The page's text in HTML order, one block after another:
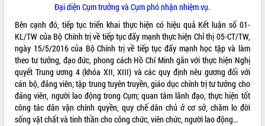
Đại diện Cụm trưởng và Cụm phó nhận nhiệm vụ.
Bên cạnh đó, tiếp tục triển khai thực hiện có hiệu quả Kết luận số 01-
KL/TW của Bộ Chính trị về tiếp tục đẩy mạnh thực hiện Chỉ thị 05-CT/TW,
ngày 15/5/2016 của Bộ Chính trị về tiếp tục đẩy mạnh học tập và làm
theo tư tưởng, đạo đức, phong cách Hồ Chí Minh gắn với thực hiện Nghị
quyết Trung ương 4 (khóa XII, XIII) và các quy định nêu gương đối với
cán bộ, đảng viên; tập trung tuyên truyền, giáo dục chính trị tư tưởng cho
đảng viên, người lao động trong Cụm; quan tâm lãnh đạo, thực hiện tốt
công tác dân vận chính quyền, quy chế dân chủ ở cơ sở, chăm lo đời
sống vật chất và tinh thần cho công chức, viên chức, người lao động…